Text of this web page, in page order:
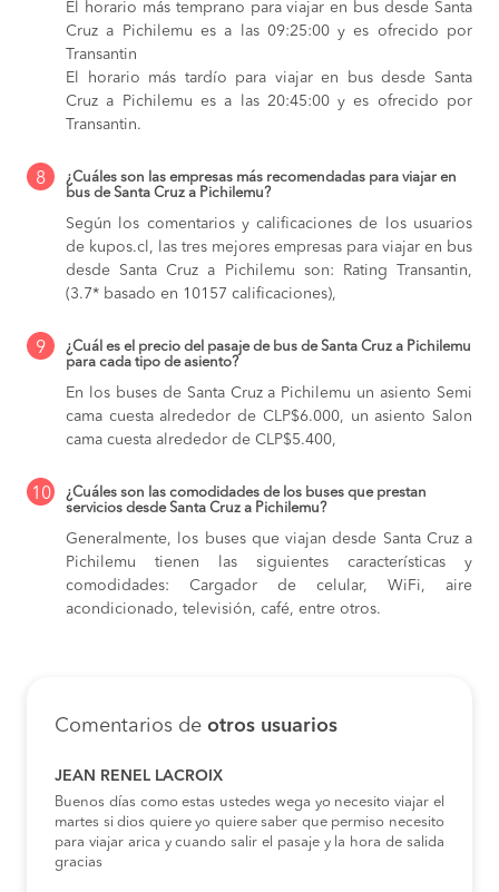
El horario más temprano para viajar en bus desde Santa
Cruz a Pichilemu es a las 09:25:00 y es ofrecido por
Transantin
El horario más tardío para viajar en bus desde Santa
Cruz a Pichilemu es a las 20:45:00 y es ofrecido por
Transantin.
8
¿Cuáles son las empresas más recomendadas para viajar en
bus de Santa Cruz a Pichilemu?
Según los comentarios y calificaciones de los usuarios
de kupos.cl, las tres mejores empresas para viajar en bus
desde Santa Cruz a Pichilemu son: Rating Transantin,
(3.7* basado en 10157 calificaciones),
9
¿Cuál es el precio del pasaje de bus de Santa Cruz a Pichilemu
para cada tipo de asiento?
En los buses de Santa Cruz a Pichilemu un asiento Semi
cama cuesta alrededor de CLP$6.000, un asiento Salon
cama cuesta alrededor de CLP$5.400,
10
¿Cuáles son las comodidades de los buses que prestan
servicios desde Santa Cruz a Pichilemu?
Generalmente, los buses que viajan desde Santa Cruz a
Pichilemu tienen las siguientes características y
comodidades: Cargador de celular, WiFi, aire
acondicionado, televisión, café, entre otros.
Comentarios de otros usuarios
JEAN RENEL LACROIX
Buenos días como estas ustedes wega yo necesito viajar el
martes si dios quiere yo quiere saber que permiso necesito
para viajar arica y cuando salir el pasaje y la hora de salida
gracias